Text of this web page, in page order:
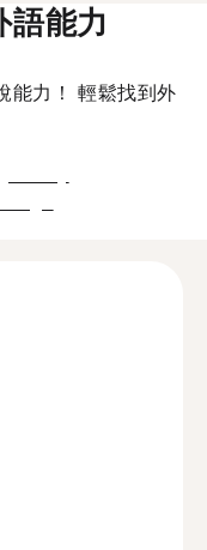
語能力
能力！ 輕鬆找到外